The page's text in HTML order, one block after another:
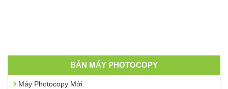
BÁN MÁY PHOTOCOPY
Máy Photocopy Mới